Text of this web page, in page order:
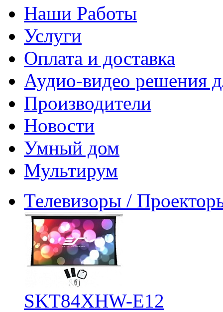
Наши Работы
Услуги
Оплата и доставка
Аудио-видео решения
Производители
Новости
Умный дом
Мультирум
Телевизоры /
SKT84XHW-E12